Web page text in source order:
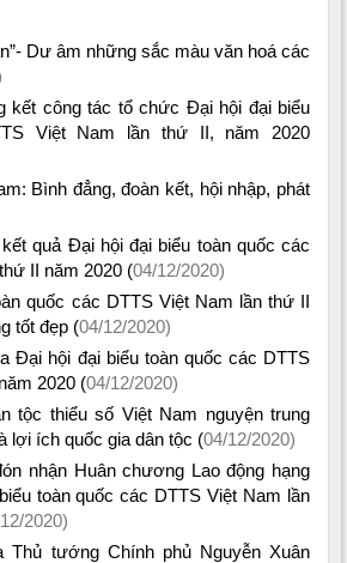
Dư âm những sắc màu văn hoá các
kết công tác tổ chức Đại hội đại biểu
Việt Nam lần thứ II, năm 2020
Bình đẳng, đoàn kết, hội nhập, phát
quả Đại hội đại biểu toàn quốc các
II năm 2020 (04/12/2020)
quốc các DTTS Việt Nam lần thứ II
tốt đẹp (04/12/2020)
Đại hội đại biểu toàn quốc các DTTS
2020 (04/12/2020)
tộc thiểu số Việt Nam nguyện trung
lợi ích quốc gia dân tộc (04/12/2020)
nhận Huân chương Lao động hạng
toàn quốc các DTTS Việt Nam lần
2020)
Thủ tướng Chính phủ Nguyễn Xuân